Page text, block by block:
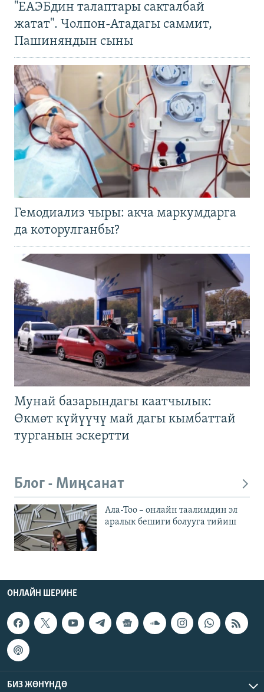
"ЕАЭБдин талаптары сакталбай
жатат". Чолпон-Атадагы саммит,
Пашиняндын сыны
Гемодиализ чыры: акча маркумдарга
да которулганбы?
Мунай базарындагы каатчылык:
Өкмөт күйүүчү май дагы кымбаттай
турганын эскертти
Блог - Миңсанат
Ала-Тоо – онлайн таалимдин эл
аралык бешиги болууга тийиш
ОНЛАЙН ШЕРИНЕ
БИЗ ЖӨНҮНДӨ